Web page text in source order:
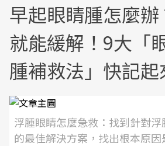
早起眼睛腫怎麼辦
就能緩解！9大「
腫補救法」快記起
浮腫眼睛怎麼急救：找到針對
的最佳解決方案，找出根本原因